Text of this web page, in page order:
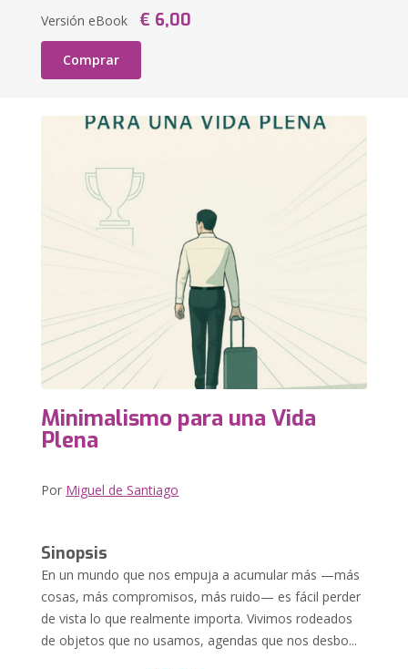
Versión eBook € 6,00
Comprar
Minimalismo para una Vida
Plena
Por Miguel de Santiago
Sinopsis
En un mundo que nos empuja a acumular más —más
cosas, más compromisos, más ruido— es fácil perder
de vista lo que realmente importa. Vivimos rodeados
de objetos que no usamos, agendas que nos desbo...